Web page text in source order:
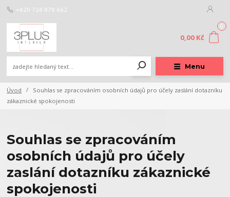
Menu
+420 724 878 662
0
0,00 Kč
Úvod
Souhlas se zpracováním osobních údajů pro účely zaslání dotazníku
zákaznické spokojenosti
Souhlas se zpracováním
osobních údajů pro účely
zaslání dotazníku zákaznické
spokojenosti